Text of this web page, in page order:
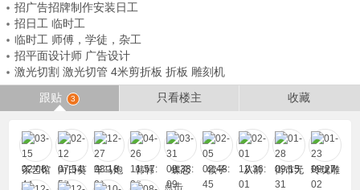
欠工资。 联系...
招广告招牌制作安装日工
招日工 临时工
临时工 师傅，学徒，杂工
招平面设计师 广告设计
激光切割 激光切管 4米剪折板 折板 雕刻机
跟贴
3 只看楼主 收藏
茶艺馆
向日葵
向太阳
车马炮 韩韩 蝶恋 犊子 从前 街市无
玲珑雕
刻
点击